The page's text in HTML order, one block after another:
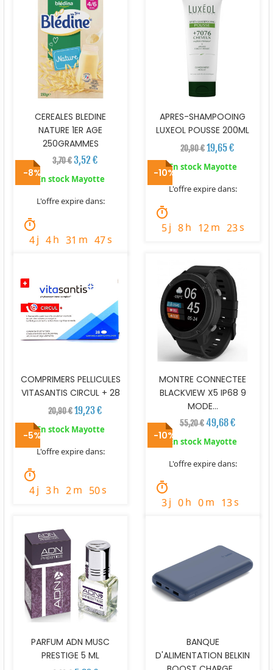
CEREALES BLEDINE
NATURE 1ER AGE
250GRAMMES
3,70 €3,52 €
En stock Mayotte
L'offre expire dans:
timer
4j 4h 31 m 46s
APRES-SHAMPOOING
LUXEOL POUSSE 200ML
20,90 €19,65 €
En stock Mayotte
L'offre expire dans:
timer
5j 8h 12m 22s
-8%
COMPRIMERS PELLICULES
VITASANTIS CIRCUL + 28
20,90 €19,23 €
En stock Mayotte
L'offre expire dans:
timer
4j 3h 2m 49s
-10%
MONTRE CONNECTEE
BLACKVIEW X5 IP68 9
MODE...
55,20 € 49,68 €
En stock Mayotte
L'offre expire dans:
timer
3j 0h 0m 12s
-5%
PARFUM ADN MUSC
PRESTIGE 5 ML
-10%
BANQUE
D'ALIMENTATION BELKIN